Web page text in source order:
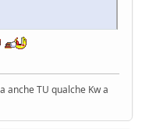
anche TU qualche Kw a